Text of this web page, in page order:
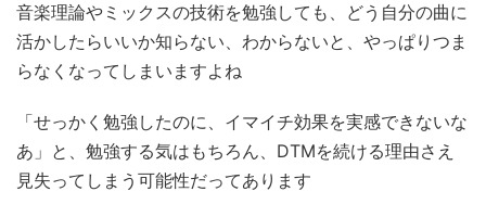
音楽理論やミックスの技術を勉強しても、どう自分の曲に
活かしたらいいか知らない、わからないと、やっぱりつま
らなくなってしまいますよね
「せっかく勉強したのに、イマイチ効果を実感できないな
あ」と、勉強する気はもちろん、DTMを続ける理由さえ
見失ってしまう可能性だってあります